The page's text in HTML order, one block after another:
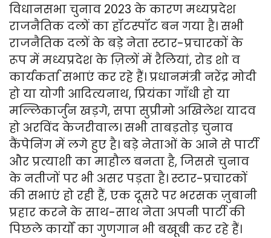
विधानसभा चुनाव 2023 के कारण मध्यप्रदेश
राजनैतिक दलों का हॉटस्पॉट बन गया है। सभी
राजनैतिक दलों के बड़े नेता स्टार-प्रचारकों के
रूप में मध्यप्रदेश के ज़िलों में रैलियां, रोड शो व
कार्यकर्ता सभाएं कर रहे हैं। प्रधानमंत्री नरेंद्र मोदी
हो या योगी आदित्यनाथ, प्रियंका गाँधी हो या
मल्लिकार्जुन खड़गे, सपा सुप्रीमो अखिलेश यादव
हो अरविंद केजरीवाल। सभी ताबड़तोड़ चुनाव
कैंपेनिंग में लगे हुए है। बड़े नेताओं के आने से पार्टी
और प्रत्याशी का माहौल बनता है, जिससे चुनाव
के नतीजों पर भी असर पड़ता है। स्टार-प्रचारकों
की सभाएं हो रही हैं, एक दूसरे पर भरसक ज़ुबानी
प्रहार करने के साथ-साथ नेता अपनी पार्टी की
पिछले कार्यों का गुणगान भी बखूबी कर रहे हैं।